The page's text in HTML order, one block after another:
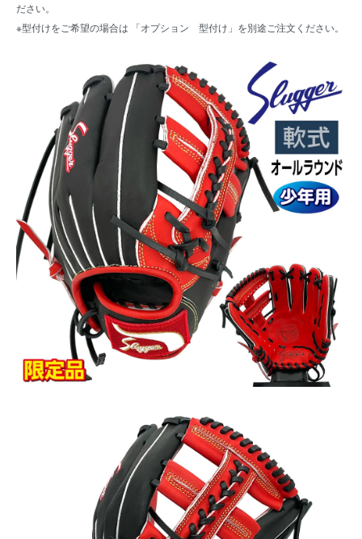
ださい。
※型付けをご希望の場合は 「オプション 型付け」 を別途ご注文ください。